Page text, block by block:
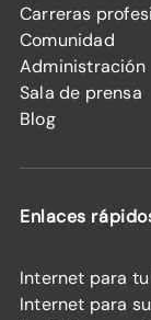
Carreras
Comunidad
Administración
Sala de prensa
Blog
Enlaces
Internet para
Internet para